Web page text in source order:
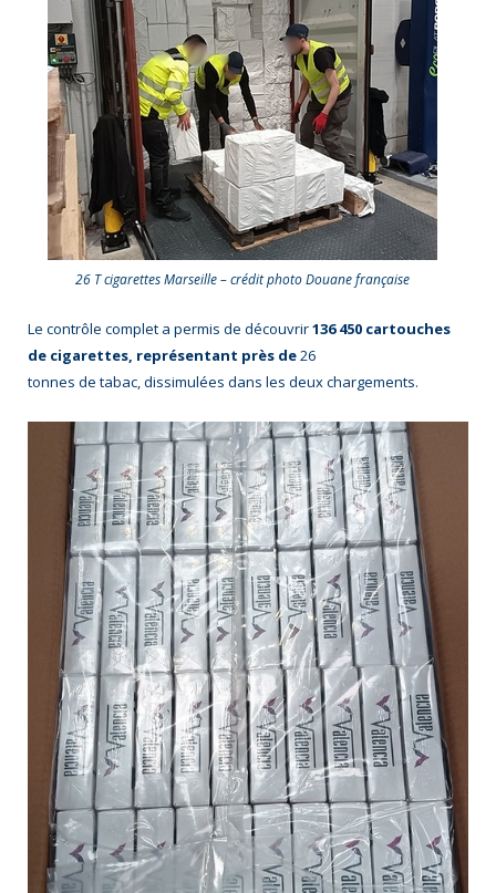
26 T cigarettes Marseille – crédit photo Douane française
Le contrôle complet a permis de découvrir136 450 cartouches
de cigarettes, représentant près de26
tonnes de tabac, dissimulées dans les deux chargements.